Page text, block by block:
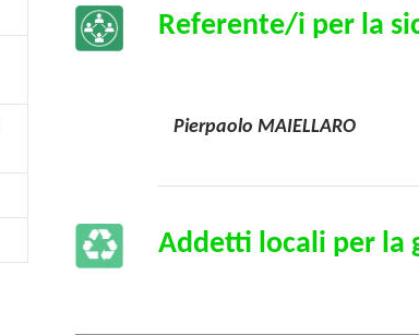
Referente/i per la
Pierpaolo MAIELLARO
Addetti locali per la